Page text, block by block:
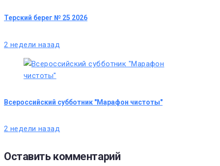
Терский берег № 25 2026
2 недели назад
Всероссийский субботник "Марафон чистоты"
2 недели назад
Оставить комментарий